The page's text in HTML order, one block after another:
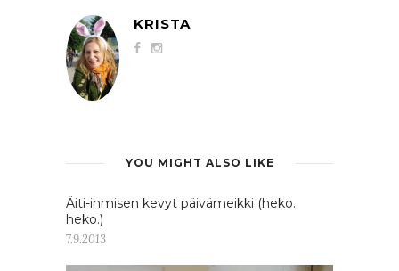
KRISTA
YOU MIGHT ALSO LIKE
Äiti-ihmisen kevyt päivämeikki (heko.
heko.)
7.9.2013